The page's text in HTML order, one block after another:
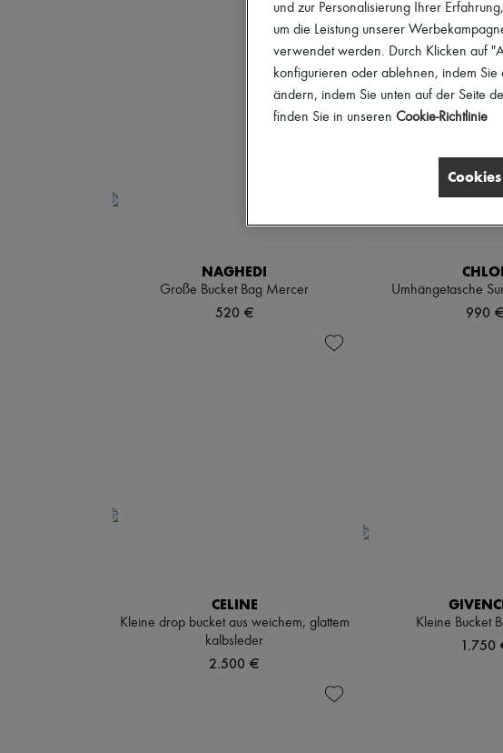
NAGHEDI
Große Bucket Bag Mercer
520 €
Umhängetasche
990 €
CELINE
Kleine drop bucket aus weichem, glattem
kalbsleder
2.500 €
Kleine Bucket
1.750
und zur Personalisierung Ihrer
um die Leistung unserer
verwendet werden. Durch Klicken auf
konfigurieren oder ablehnen, indem
ändern, indem Sie unten auf der Seite
finden Sie in unseren Cookie-Richtlinie